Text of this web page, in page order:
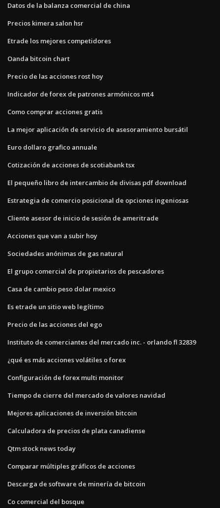
Datos de la balanza comercial de china
Precios kimera salon hsr
Etrade los mejores competidores
Oanda bitcoin chart
Precio de las acciones rost hoy
Indicador de forex de patrones armónicos mt4
Como comprar acciones gratis
La mejor aplicación de servicio de asesoramiento bursátil
Euro dollaro grafico annuale
Cotización de acciones de scotiabank tsx
El pequeño libro de intercambio de divisas pdf download
Estrategia de comercio posicional de opciones ingeniosas
Cliente asesor de inicio de sesión de ameritrade
Acciones que van a subir hoy
Sociedades anónimas de gas natural
El grupo comercial de propietarios de pescadores
Casa de cambio peso dolar mexico
Es etrade un sitio web legítimo
Precio de las acciones del ego
Instituto de comerciantes del mercado inc. - orlando fl 32839
¿qué es más acciones volátiles o forex
Configuración de forex multi monitor
Tiempo de cierre del mercado de valores navidad
Mejores aplicaciones de inversión bitcoin
Calculadora de precios de plata canadiense
Qtm stock news today
Comparar múltiples gráficos de acciones
Descarga de software de minería de bitcoin
Co comercial del bosque